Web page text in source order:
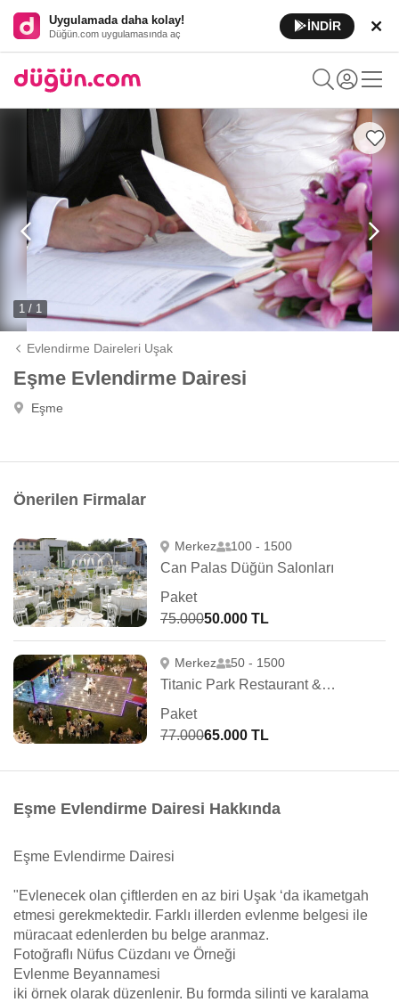
Uygulamada daha kolay!
Düğün.com uygulamasında aç
İNDİR
1 / 1
Evlendirme Daireleri Uşak
Eşme Evlendirme Dairesi
Eşme
Önerilen Firmalar
Merkez 100 - 1500
Can Palas Düğün Salonları
Paket
75.00050.000 TL
Merkez 50 - 1500
Titanic Park Restaurant & Kır Düğünü
Paket
77.00065.000 TL
Eşme Evlendirme Dairesi Hakkında
Eşme Evlendirme Dairesi
"Evlenecek olan çiftlerden en az biri Uşak ‘da ikametgah
etmesi gerekmektedir. Farklı illerden evlenme belgesi ile
müracaat edenlerden bu belge aranmaz.
Fotoğraflı Nüfus Cüzdanı ve Örneği
Evlenme Beyannamesi
iki örnek olarak düzenlenir. Bu formda silinti ve karalama